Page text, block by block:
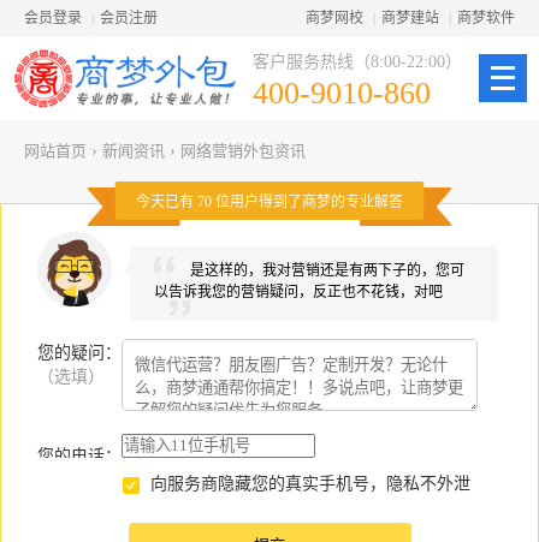
会员登录 会员注册 商梦网校 商梦建站 商梦软件
客户服务热线（8:00-22:00）
400-9010-860
网站首页 › 新闻资讯 › 网络营销外包资讯
今天已有 70 位用户得到了商梦的专业解答
是这样的，我对营销还是有两下子的，您可
以告诉我您的营销疑问，反正也不花钱，对吧
您的疑问
（选填）
：
您的电话：
向服务商隐藏您的真实手机号，隐私不外泄